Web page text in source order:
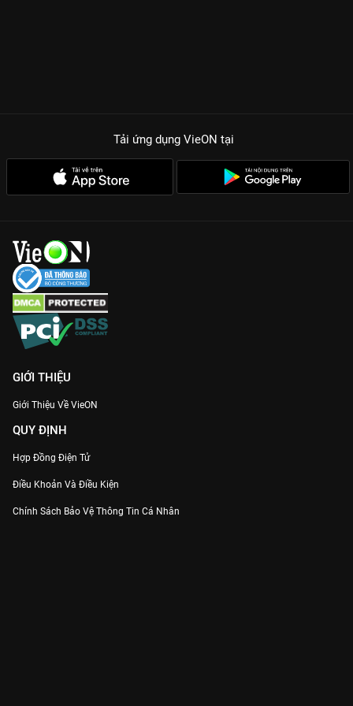
Tải ứng dụng VieON tại
GIỚI THIỆU
Giới Thiệu Về VieON
QUY ĐỊNH
Hợp Đồng Điện Tử
Điều Khoản Và Điều Kiện
Chính Sách Bảo Vệ Thông Tin Cá Nhân